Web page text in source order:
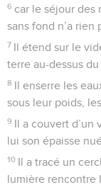
6 car le séjour des
sans fond n’a rien
7 Il étend sur le
terre au-dessus du
8 Il enserre les
sous leur poids,
9 Il a couvert d’un
lui son épaisse
10 Il a tracé un
lumière rencontre